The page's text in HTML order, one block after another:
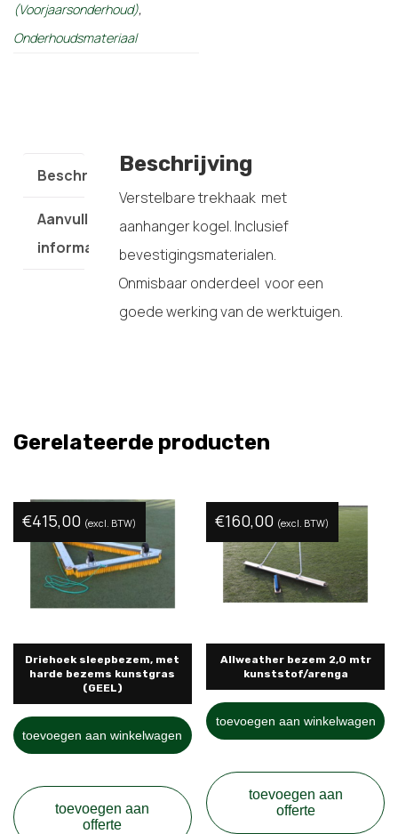
(Voorjaarsonderhoud),
Onderhoudsmateriaal
Beschrijving
Aanvullende
informatie
Beschrijving
Verstelbare trekhaak met
aanhanger kogel. Inclusief
bevestigingsmaterialen.
Onmisbaar onderdeel voor een
goede werking van de werktuigen.
Gerelateerde producten
Driehoek sleepbezem, met
harde bezems kunstgras
(GEEL)
€415,00 (excl. BTW)
toevoegen aan winkelwagen
toevoegen aan
offerte
Allweather bezem 2,0 mtr
kunststof/arenga
€160,00 (excl. BTW)
toevoegen aan winkelwagen
toevoegen aan
offerte